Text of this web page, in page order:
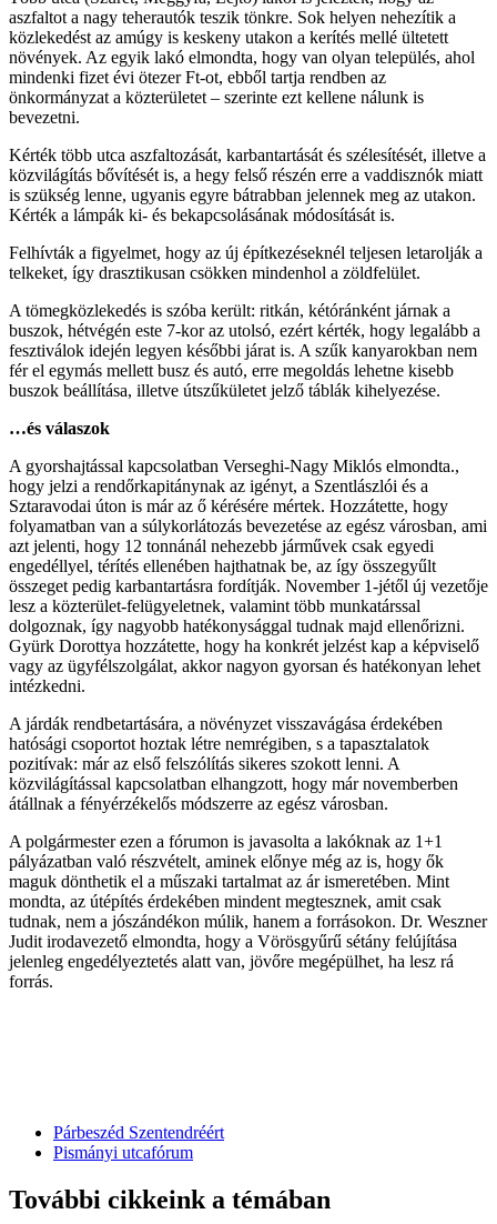
aszfaltot a nagy teherautók teszik tönkre. Sok helyen nehezítik a
közlekedést az amúgy is keskeny utakon a kerítés mellé ültetett
növények. Az egyik lakó elmondta, hogy van olyan település, ahol
mindenki fizet évi ötezer Ft-ot, ebből tartja rendben az
önkormányzat a közterületet – szerinte ezt kellene nálunk is
bevezetni.
Kérték több utca aszfaltozását, karbantartását és szélesítését, illetve a
közvilágítás bővítését is, a hegy felső részén erre a vaddisznók miatt
is szükség lenne, ugyanis egyre bátrabban jelennek meg az utakon.
Kérték a lámpák ki- és bekapcsolásának módosítását is.
Felhívták a figyelmet, hogy az új építkezéseknél teljesen letarolják a
telkeket, így drasztikusan csökken mindenhol a zöldfelület.
A tömegközlekedés is szóba került: ritkán, kétóránként járnak a
buszok, hétvégén este 7-kor az utolsó, ezért kérték, hogy legalább a
fesztiválok idején legyen későbbi járat is. A szűk kanyarokban nem
fér el egymás mellett busz és autó, erre megoldás lehetne kisebb
buszok beállítása, illetve útszűkületet jelző táblák kihelyezése.
…és válaszok
A gyorshajtással kapcsolatban Verseghi-Nagy Miklós elmondta.,
hogy jelzi a rendőrkapitánynak az igényt, a Szentlászlói és a
Sztaravodai úton is már az ő kérésére mértek. Hozzátette, hogy
folyamatban van a súlykorlátozás bevezetése az egész városban, ami
azt jelenti, hogy 12 tonnánál nehezebb járművek csak egyedi
engedéllyel, térítés ellenében hajthatnak be, az így összegyűlt
összeget pedig karbantartásra fordítják. November 1-jétől új vezetője
lesz a közterület-felügyeletnek, valamint több munkatárssal
dolgoznak, így nagyobb hatékonysággal tudnak majd ellenőrizni.
Gyürk Dorottya hozzátette, hogy ha konkrét jelzést kap a képviselő
vagy az ügyfélszolgálat, akkor nagyon gyorsan és hatékonyan lehet
intézkedni.
A járdák rendbetartására, a növényzet visszavágása érdekében
hatósági csoportot hoztak létre nemrégiben, s a tapasztalatok
pozitívak: már az első felszólítás sikeres szokott lenni. A
közvilágítással kapcsolatban elhangzott, hogy már novemberben
átállnak a fényérzékelős módszerre az egész városban.
A polgármester ezen a fórumon is javasolta a lakóknak az 1+1
pályázatban való részvételt, aminek előnye még az is, hogy ők
maguk dönthetik el a műszaki tartalmat az ár ismeretében. Mint
mondta, az útépítés érdekében mindent megtesznek, amit csak
tudnak, nem a jószándékon múlik, hanem a forrásokon. Dr. Weszner
Judit irodavezető elmondta, hogy a Vörösgyűrű sétány felújítása
jelenleg engedélyeztetés alatt van, jövőre megépülhet, ha lesz rá
forrás.
Párbeszéd Szentendréért
Pismányi utcafórum
További cikkeink a témában